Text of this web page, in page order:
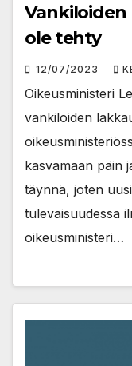
ole tehty
12/07/2023
Oikeusministeri
vankiloiden
kasvamaan päin
täynnä, joten
tulevaisuudessa
oikeusministeri…